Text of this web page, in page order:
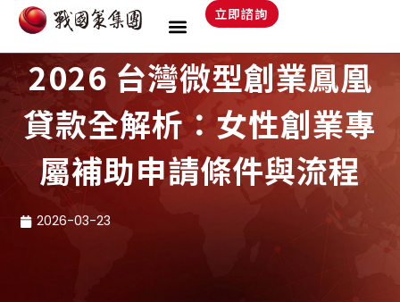
主
容
立即諮詢
2026 台灣微型創業鳳凰
貸款全解析：女性創業專
屬補助申請條件與流程
2026-03-23